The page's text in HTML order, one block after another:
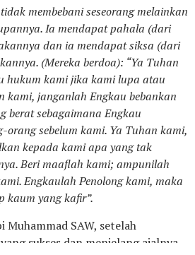
membebani seseorang melainkan
Ia mendapat pahala (dari
dan ia mendapat siksa (dari
(Mereka berdoa): “Ya Tuhan
hukum kami jika kami lupa atau
kami, janganlah Engkau bebankan
berat sebagaimana Engkau
orang sebelum kami. Ya Tuhan kami,
kepada kami apa yang tak
Beri maaflah kami; ampunilah
Engkaulah Penolong kami, maka
kaum yang kafir”.
Muhammad SAW, setelah
sukses dan menjelang ajalnya